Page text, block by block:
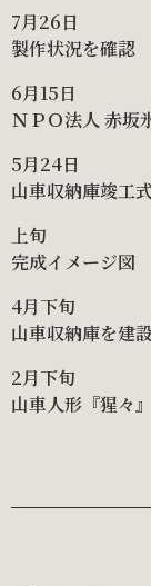
7月26日
製作状況を確認
6月15日
ＮＰＯ法人 赤坂
5月24日
山車収納庫竣工式
上旬
完成イメージ図
4月下旬
山車収納庫を建
2月下旬
山車人形『猩々